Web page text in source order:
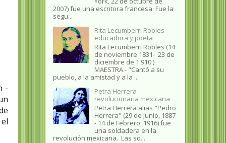
-
2007) fue una escritora francesa. Fue la
segu...
Rita Lecumberri Robles
educadora y poeta
Rita Lecumberri Robles (14
de noviembre 1831- 23 de
diciembre de 1.910 )
MAESTRA.- "Cantó a su
pueblo, a la amistad y a la ...
Petra Herrera
revolucionaria mexicana
Petra Herrera alias "Pedro
Herrera" (29 de Junio, 1887
- 14 de Febrero, 1916) fue
una soldadera en la
revolución mexicana. Las so...